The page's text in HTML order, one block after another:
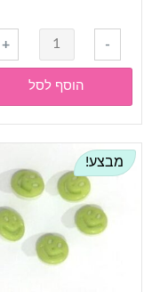
היה:
₪1.50.
-
כמות
של
כפתורים-
כפתור
פלסטיק
סמיילי
בצבע
סגול
מ"מ
+
הוסף לסל
מבצע!